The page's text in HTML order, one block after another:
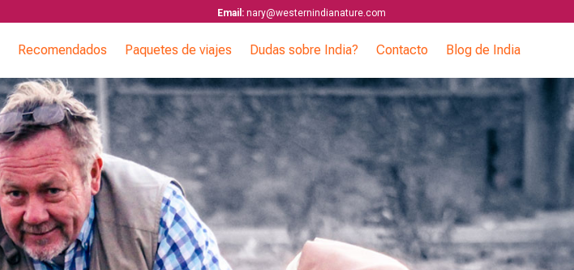
Email: nary@westernindianature.com
Recomendados Paquetes de viajes Dudas sobre India? Contacto Blog de India